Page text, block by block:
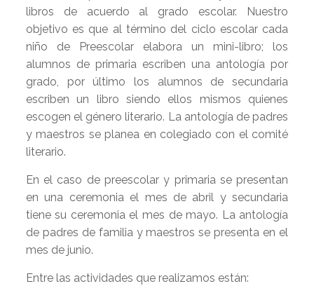
libros de acuerdo al grado escolar.
Nuestro
objetivo es que al término del ciclo escolar cada
niño de Preescolar elabora un mini-libro; los
alumnos de primaria escriben una antología por
grado, por último los alumnos de secundaria
escriben un libro siendo ellos mismos quienes
escogen el género literario. La antología de padres
y maestros se planea en colegiado con el comité
literario.
En el caso de preescolar y primaria se presentan
en una ceremonia el mes de abril y secundaria
tiene su ceremonia el mes de mayo. La antología
de padres de familia y maestros se presenta en el
mes de junio.
Entre las actividades que realizamos están: